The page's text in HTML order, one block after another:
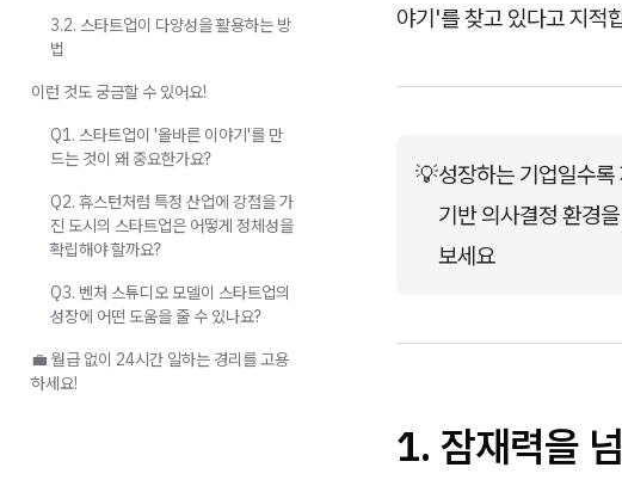
야기'를 찾고 있다고 지적
💡성장하는 기업일수
기반 의사결정 환경
보세요
1. 잠재력을
3.2. 스타트업이 다양성을 활용하는 방
법
이런 것도 궁금할 수 있어요!
Q1. 스타트업이 '올바른 이야기'를 만
드는 것이 왜 중요한가요?
Q2. 휴스턴처럼 특정 산업에 강점을 가
진 도시의 스타트업은 어떻게 정체성을
확립해야 할까요?
Q3. 벤처 스튜디오 모델이 스타트업의
성장에 어떤 도움을 줄 수 있나요?
💼 월급 없이 24시간 일하는 경리를 고용
하세요!